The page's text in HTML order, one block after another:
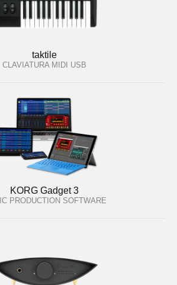
taktile
CLAVIATURA MIDI USB
KORG Gadget 3
PRODUCTION SOFTWARE